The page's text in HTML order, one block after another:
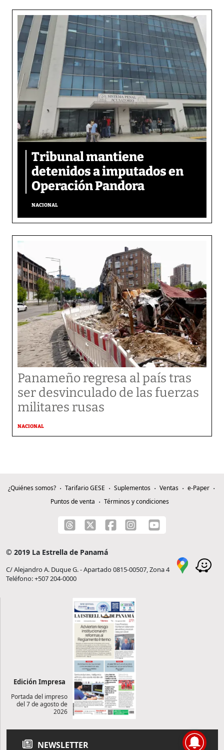
Tribunal mantiene
detenidos a imputados en
Operación Pandora
NACIONAL
Panameño regresa al país tras
ser desvinculado de las fuerzas
militares rusas
NACIONAL
¿Quiénes somos? Tarifario GESE Suplementos Ventas
e-Paper
Puntos de venta
Términos y condiciones
© 2019 La Estrella de Panamá
C/ Alejandro A. Duque G. - Apartado 0815-00507, Zona 4
Teléfono: +507 204-0000
Edición Impresa
Portada del impreso
del 7 de agosto de
2026
NEWSLETTER